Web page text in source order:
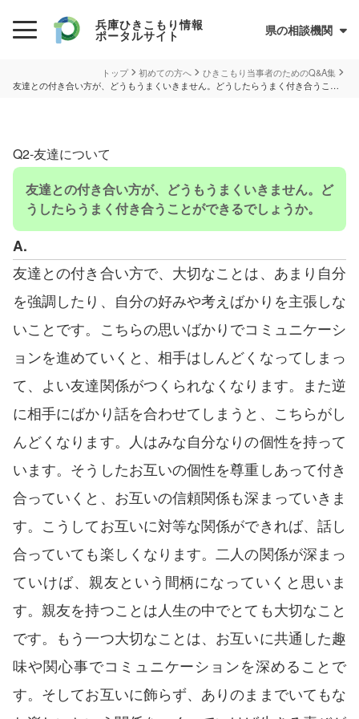
兵庫ひきこもり情報
ポータルサイト 県の相談機関
兵庫県ひきこもり総合支援センター
兵庫ひきこもり相談支援センター
サイトについて
情報が必要な方へ
情報について
お住まいの市町での支援
民間の支援団体（県ネットワーク加入団体）
支援をする上でのヒント
メディア掲載
行政などの情報
自治体などの調査
リンク集
助成金等の情報
相談したい方へ
相談する前に
兵庫県ひきこもり総合支援センター
女性のための悩み相談
トップ 初めての方へ
ひきこもり当事者のためのQ&A集
友達との付き合い方が、どうもうまくいきません。どうしたらうまく付き合うことができるでしょうか。
Q2-友達について
友達との付き合い方が、どうもうまくいきません。ど
うしたらうまく付き合うことができるでしょうか。
A.
友達との付き合い方で、大切なことは、あまり自分
を強調したり、自分の好みや考えばかりを主張しな
いことです。こちらの思いばかりでコミュニケーシ
ョンを進めていくと、相手はしんどくなってしまっ
て、よい友達関係がつくられなくなります。また逆
に相手にばかり話を合わせてしまうと、こちらがし
んどくなります。人はみな自分なりの個性を持って
います。そうしたお互いの個性を尊重しあって付き
合っていくと、お互いの信頼関係も深まっていきま
す。こうしてお互いに対等な関係ができれば、話し
合っていても楽しくなります。二人の関係が深まっ
ていけば、親友という間柄になっていくと思いま
す。親友を持つことは人生の中でとても大切なこと
です。もう一つ大切なことは、お互いに共通した趣
味や関心事でコミュニケーションを深めることで
す。そしてお互いに飾らず、ありのままでいてもな